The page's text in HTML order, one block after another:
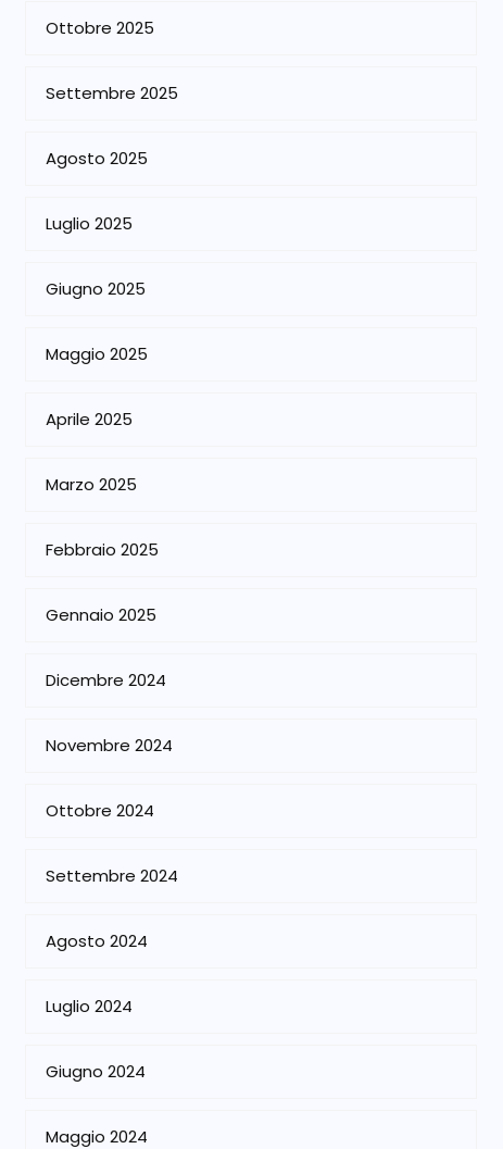
Ottobre 2025
Settembre 2025
Agosto 2025
Luglio 2025
Giugno 2025
Maggio 2025
Aprile 2025
Marzo 2025
Febbraio 2025
Gennaio 2025
Dicembre 2024
Novembre 2024
Ottobre 2024
Settembre 2024
Agosto 2024
Luglio 2024
Giugno 2024
Maggio 2024